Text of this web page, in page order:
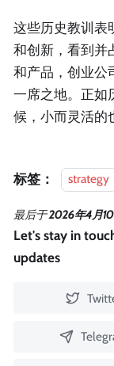
这些历史教训表
和创新，看到并
和产品，创业公
一席之地。正如
候，小而灵活的
标签： strategy
最后于2026年4月
Let's stay in
updates